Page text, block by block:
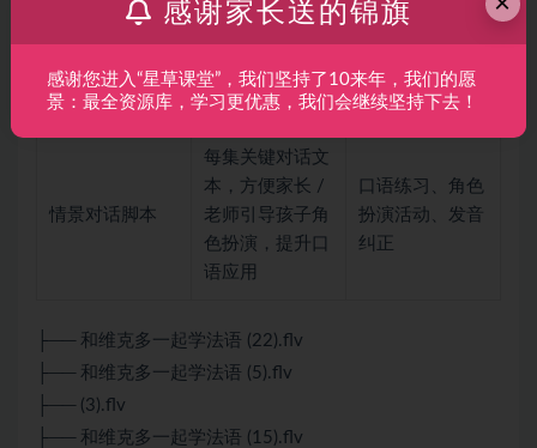
动画原声音频 +
单词跟读音频，
可单独提取用于
碎片化听力训练
通勤 / 户外磨耳
习
情景对话脚本
每集关键对话文
本，方便家长 /
老师引导孩子角
色扮演，提升口
语应用
口语练习、角色
扮演活动、发音
纠正
├── 和维克多一起学法语 (22).flv
├── 和维克多一起学法语 (5).flv
├── (3).flv
├── 和维克多一起学法语 (15).flv
感谢家长送的锦旗
感谢您进入“星草课堂”，我们坚持了10来年，我们的愿
景：最全资源库，学习更优惠，我们会继续坚持下去！